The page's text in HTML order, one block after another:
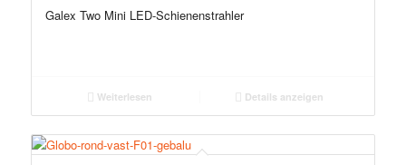
Galex Two Mini LED-Schienenstrahler
Weiterlesen Details anzeigen